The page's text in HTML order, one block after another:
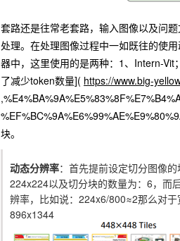
套路还是往常老套路，输入图像以及问
处理。在处理图像过程中一如既往的使
器中，这里使用的是两种：1、Intern-
了减少token数量]( https://www.big-
块。
动态分辨率：首先提前设定切分图像
224x224以及切分块的数量为：6，而
辨率，比如说：224x6/800≈2那么对于
896x1344